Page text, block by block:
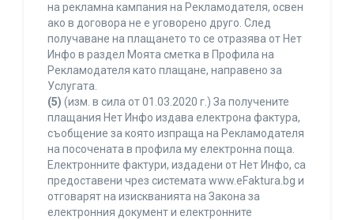
на рекламна кампания на Рекламодателя, освен
ако в договора не е уговорено друго. След
получаване на плащането то се отразява от Нет
Инфо в раздел Моята сметка в Профила на
Рекламодателя като плащане, направено за
Услугата.
(5) (изм. в сила от 01.03.2020 г.) За получените
плащания Нет Инфо издава електрона фактура,
съобщение за която изпраща на Рекламодателя
на посочената в профила му електронна поща.
Електронните фактури, издадени от Нет Инфо, са
предоставени чрез системата www.eFaktura.bg и
отговарят на изискванията на Закона за
електронния документ и електронните